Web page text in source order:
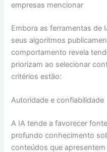
empresas mencionar
Embora as ferramentas de
seus algoritmos
comportamento revela
priorizam ao selecionar
critérios estão:
Autoridade e confiabilidade
A IA tende a favorecer
profundo conhecimento
conteúdos que